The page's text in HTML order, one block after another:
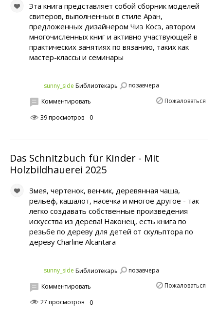
Эта книга представляет собой сборник моделей
свитеров, выполненных в стиле Аран,
предложенных дизайнером Чиэ Косэ, автором
многочисленных книг и активно участвующей в
практических занятиях по вязанию, таких как
мастер-классы и семинары
sunny_side Библиотекарь
позавчера
Пожаловаться
Комментировать
39 просмотров
0
Das Schnitzbuch für Kinder - Mit
Holzbildhauerei 2025
Змея, чертенок, венчик, деревянная чаша,
рельеф, кашалот, насечка и многое другое - так
легко создавать собственные произведения
искусства из дерева! Наконец, есть книга по
резьбе по дереву для детей от скульптора по
дереву Charline Alcantara
sunny_side Библиотекарь
позавчера
Пожаловаться
Комментировать
27 просмотров
0